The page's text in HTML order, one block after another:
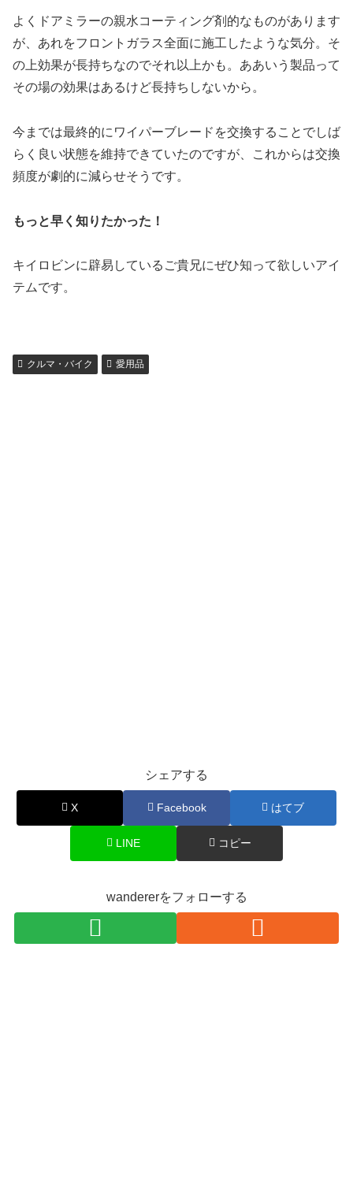
よくドアミラーの親水コーティング剤的なものがあります
が、あれをフロントガラス全面に施工したような気分。そ
の上効果が長持ちなのでそれ以上かも。ああいう製品って
その場の効果はあるけど長持ちしないから。
今までは最終的にワイパーブレードを交換することでしば
らく良い状態を維持できていたのですが、これからは交換
頻度が劇的に減らせそうです。
もっと早く知りたかった！
キイロビンに辟易しているご貴兄にぜひ知って欲しいアイ
テムです。
クルマ・バイク 愛用品
シェアする
X Facebook はてブ
LINE コピー
wandererをフォローする